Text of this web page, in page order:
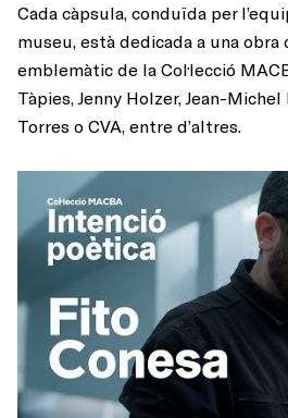
Cada càpsula, conduïda per
museu, està dedicada a una obra
emblemàtic de la Col·lecció
Tàpies, Jenny Holzer, Jean-
Torres o CVA, entre d’altres.